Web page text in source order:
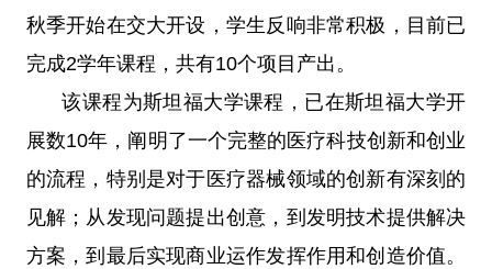
秋季开始在交大开设，学生反响非常积极，目前已
完成2学年课程，共有10个项目产出。
该课程为斯坦福大学课程，已在斯坦福大学开
展数10年，阐明了一个完整的医疗科技创新和创业
的流程，特别是对于医疗器械领域的创新有深刻的
见解；从发现问题提出创意，到发明技术提供解决
方案，到最后实现商业运作发挥作用和创造价值。